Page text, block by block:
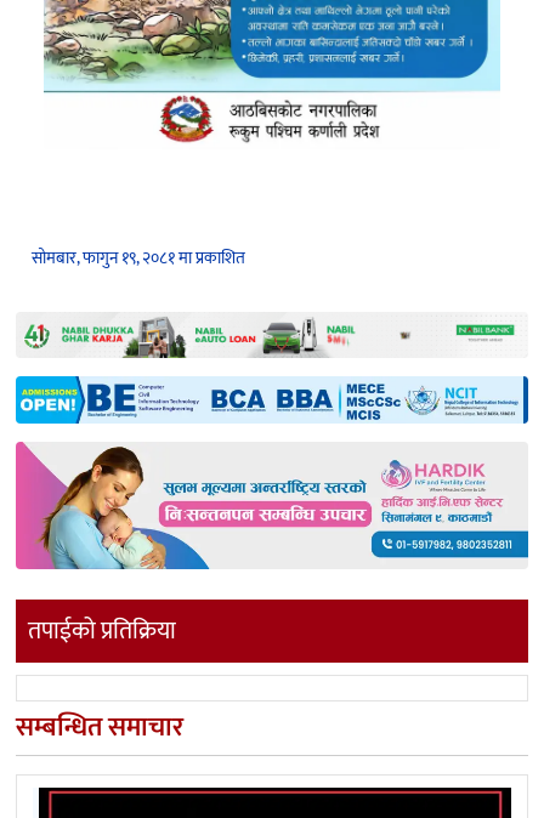
सोमबार, फागुन १९, २०८१ मा प्रकाशित
तपाईको प्रतिक्रिया
सम्बन्धित समाचार